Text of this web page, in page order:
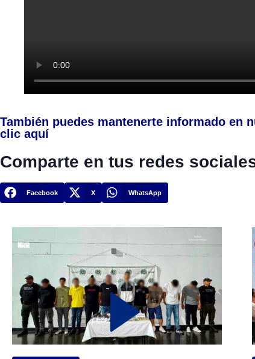
También puedes mantenerte informado en
clic aquí
Comparte en tus redes
Facebook X WhatsApp